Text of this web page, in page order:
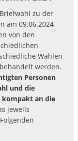
zu der
am 09.06.2024
von den
Wahlen
werden.
Personen
und die
kompakt an die
jeweils